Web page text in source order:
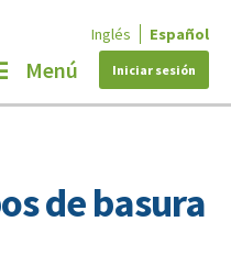
Inglés Español
Iniciar sesión
Menú
de basura